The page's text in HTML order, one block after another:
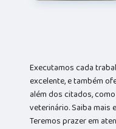
Executamos cada
excelente, e também
além dos citados,
veterinário. Saiba
Teremos prazer em